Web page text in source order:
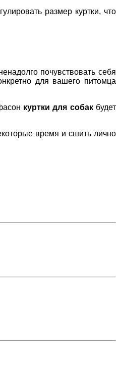
размер куртки, что
почувствовать себя
для вашего питомца
куртки для собакбудет
время и сшить лично